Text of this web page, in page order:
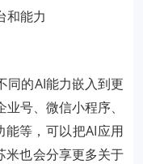
和能力
同的AI能力嵌入到更
号、微信小程序、
等，可以把AI应用
米也会分享更多关于